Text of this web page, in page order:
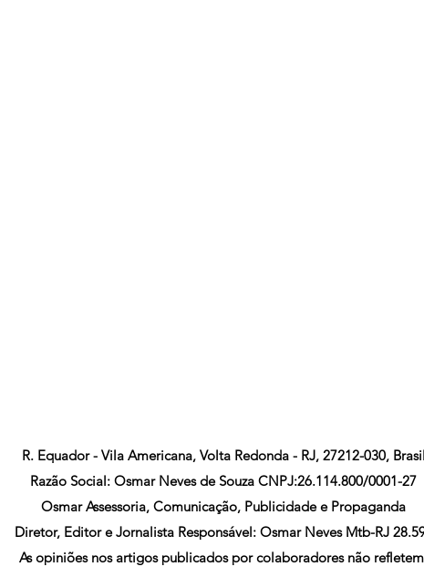
R. Equador - Vila Americana, Volta Redonda - RJ, 27212-030, Brasil
Razão Social: Osmar Neves de Souza CNPJ:26.114.800/0001-27
Osmar Assessoria, Comunicação, Publicidade e Propaganda
Diretor, Editor e Jornalista Responsável: Osmar Neves Mtb-RJ
As opiniões nos artigos publicados por colaboradores não